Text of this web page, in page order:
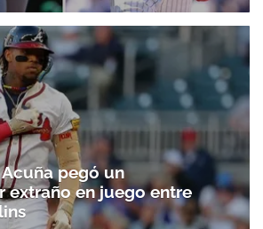
pegó un
extraño en juego entre